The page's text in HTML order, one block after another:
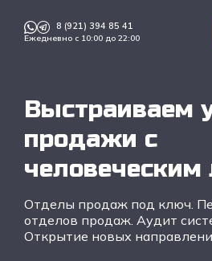
8 (921) 394 85 41
Ежедневно с 10:00 до 22:00
Выстраиваем
продажи с
Отделы продаж под ключ.
отделов продаж. Аудит
Открытие новых